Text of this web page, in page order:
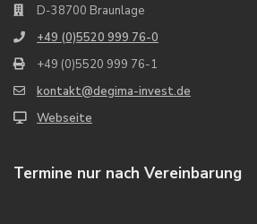
D-38700 Braunlage
+49 (0)5520 999 76-0
+49 (0)5520 999 76-1
kontakt@degima-invest.de
Webseite
Termine nur nach Vereinbarung